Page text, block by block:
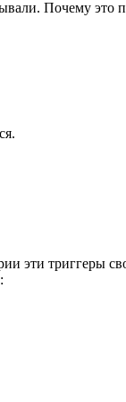
Почему это
эти триггеры